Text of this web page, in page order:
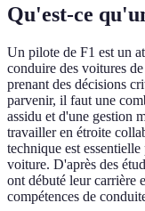
Qu'est-ce
Un pilote de F1 est un
conduire des voitures
prenant des décisions
parvenir, il faut une
assidu et d'une gestion
travailler en étroite
technique est
voiture. D'après des
ont débuté leur carrière
compétences de